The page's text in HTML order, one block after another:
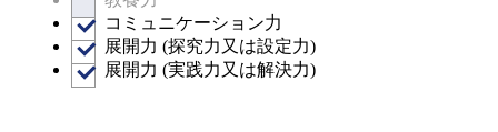
コミュニケーション力
展開力 (探究力又は設定力)
展開力 (実践力又は解決力)